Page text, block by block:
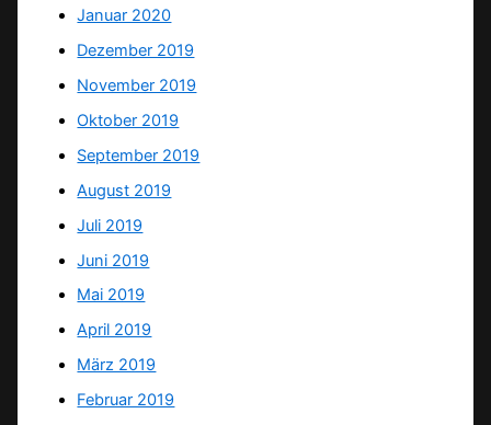
Januar 2020
Dezember 2019
November 2019
Oktober 2019
September 2019
August 2019
Juli 2019
Juni 2019
Mai 2019
April 2019
März 2019
Februar 2019